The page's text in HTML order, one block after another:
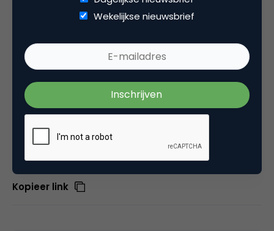
De sessie ‘Verticals creep into regular search
results’ op de
in New
York.
Deel dit artikel
Kopieer link
Wekelijkse nieuwsbrief